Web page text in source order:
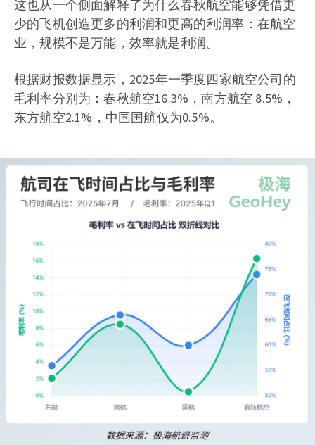
这也从一个侧面解释了为什么春秋航空能够凭借更
少的飞机创造更多的利润和更高的利润率：在航空
业，规模不是万能，效率就是利润。
根据财报数据显示，2025年一季度四家航空公司的
毛利率分别为：春秋航空16.3%，南方航空 8.5%，
东方航空2.1%，中国国航仅为0.5%。